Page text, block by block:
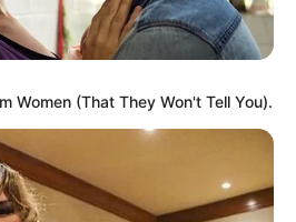
News Gujarat
Gujarat News
Gujarati Samachar
Honey Singh
Subscribe કરો
Women (That They Won't Tell You).